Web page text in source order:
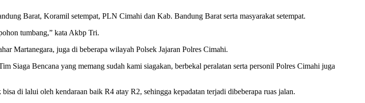
Barat, Koramil setempat, PLN Cimahi dan Kab. Bandung Barat serta masyarakat setempat.
tumbang,” kata Akbp Tri.
Martanegara, juga di beberapa wilayah Polsek Jajaran Polres Cimahi.
Siaga Bencana yang memang sudah kami siagakan, berbekal peralatan serta personil Polres Cimahi juga
di lalui oleh kendaraan baik R4 atay R2, sehingga kepadatan terjadi dibeberapa ruas jalan.